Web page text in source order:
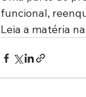
funcional,
Leia a matéria